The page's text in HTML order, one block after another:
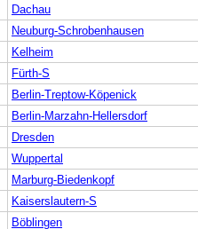
Dachau
Neuburg-Schrobenhausen
Kelheim
Fürth-S
Berlin-Treptow-Köpenick
Berlin-Marzahn-Hellersdorf
Dresden
Wuppertal
Marburg-Biedenkopf
Kaiserslautern-S
Böblingen